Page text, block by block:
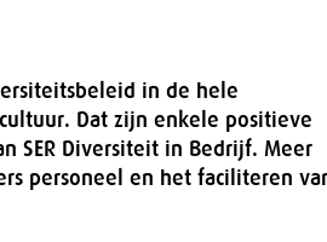
in de hele
Dat zijn enkele positieve
SER Diversiteit in Bedrijf. Meer
personeel en het faciliteren